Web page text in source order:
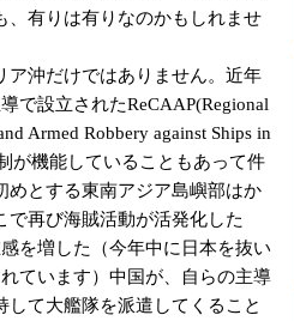
、有りは有りなのかもしれませ
沖だけではありません。近年
で設立されたReCAAP(Regional
Armed Robbery against Ships in
が機能していることもあって件
めとする東南アジア島嶼部はか
再び海賊活動が活発化した
を増した（今年中に日本を抜い
ています）中国が、自らの主導
て大艦隊を派遣してくること